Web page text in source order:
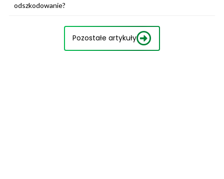
odszkodowanie?
Pozostałe artykuły